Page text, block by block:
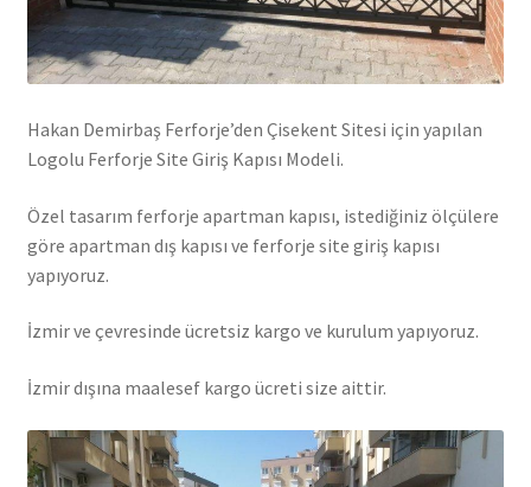
Hakan Demirbaş Ferforje’den Çisekent Sitesi için yapılan
Logolu Ferforje Site Giriş Kapısı Modeli.
Özel tasarım ferforje apartman kapısı, istediğiniz ölçülere
göre apartman dış kapısı ve ferforje site giriş kapısı
yapıyoruz.
İzmir ve çevresinde ücretsiz kargo ve kurulum yapıyoruz.
İzmir dışına maalesef kargo ücreti size aittir.